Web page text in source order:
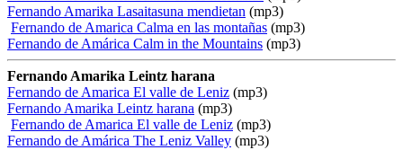
Fernando Amarika Lasaitasuna mendietan (mp3)
Fernando de Amarica Calma en las montañas (mp3)
Fernando de Amárica Calm in the Mountains (mp3)
Fernando Amarika Leintz harana
Fernando de Amarica El valle de Leniz (mp3)
Fernando Amarika Leintz harana (mp3)
Fernando de Amarica El valle de Leniz (mp3)
Fernando de Amárica The Leniz Valley (mp3)